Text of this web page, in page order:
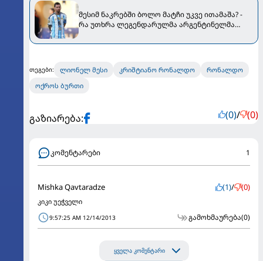
მესიმ ნაკრებში ბოლო მატჩი უკვე ითამაშა? -
რა უთხრა ლეგენდარულმა არგენტინელმა
თეგები: ლიონელ მესი კრიშტიანო რონალდო
რონალდო
ოქროს ბურთი
გაზიარება: (0)/ (0)
კომენტარები 1
Mishka Qavtaradze (1)/ (0)
კიკი უეჭველი
9:57:25 AM 12/14/2013 გამოხმაურება(0)
ყველა კომენტარი